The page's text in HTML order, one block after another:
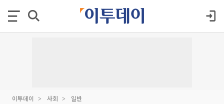
이투데이 사회 일반